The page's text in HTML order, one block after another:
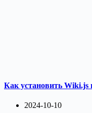
Как установить
2024-10-10